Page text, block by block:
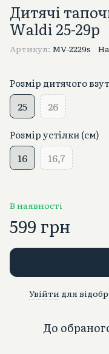
Дитячі
Waldi 25-29p
Артикул: MV-2229s
Розмір дитячого
25 26
Розмір устілки (см)
16 16,7
В наявності
599 грн
Увійти для
До